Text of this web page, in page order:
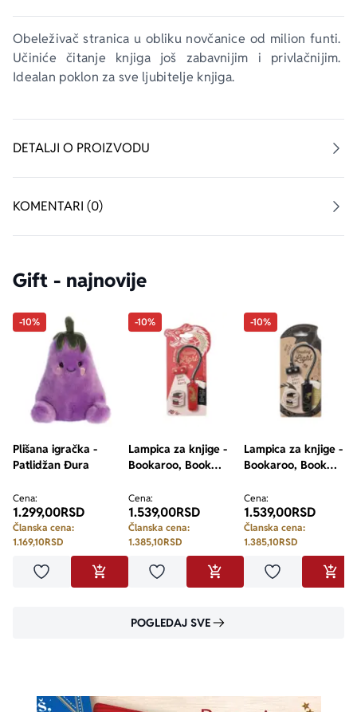
Obeleživač stranica u obliku novčanice od milion funti.
Učiniće čitanje knjiga još zabavnijim i privlačnijim.
Idealan poklon za sve ljubitelje knjiga.
DETALJI O PROIZVODU
KOMENTARI (0)
Gift - najnovije
-10%
Plišana igračka -
Patlidžan Đura
Cena:
1.299,00RSD
Članska cena:
1.169,10RSD
Dodaj u omiljeneDODAJ U KORPU
-10%
Lampica za knjige -
Bookaroo, Book
Dragon
Cena:
1.539,00RSD
Članska cena:
1.385,10RSD
Dodaj u omiljeneDODAJ U KORPU
-10%
Lampica za knjige -
Bookaroo, Book
Cena:
1.539,00RSD
Članska cena:
1.385,10RSD
Dodaj u
POGLEDAJ SVE